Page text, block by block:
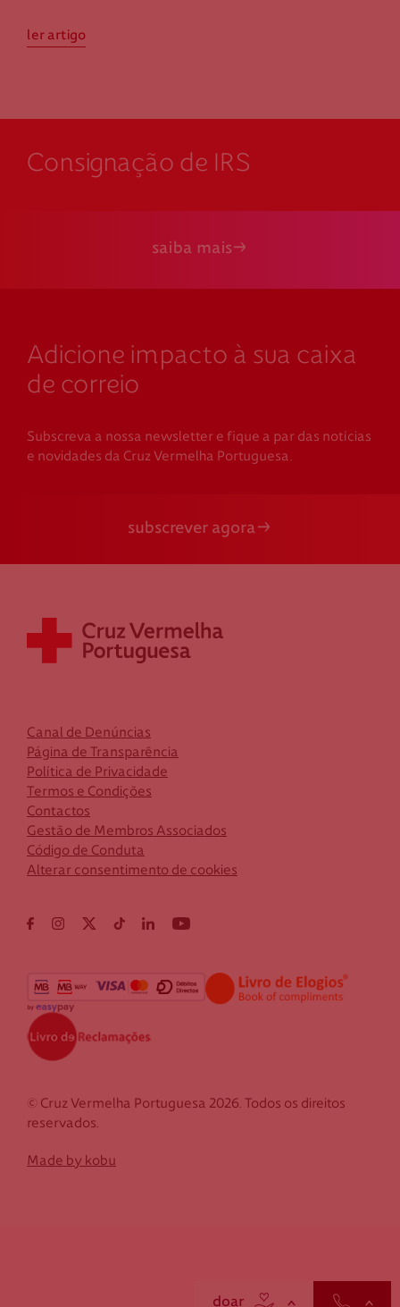
doar
ler artigo
Consignação de IRS
saiba mais
Adicione impacto à sua caixa
de correio
Subscreva a nossa newsletter e fique a par das notícias
e novidades da Cruz Vermelha Portuguesa.
subscrever agora
Canal de Denúncias
Página de Transparência
Política de Privacidade
Termos e Condições
Contactos
Gestão de Membros Associados
Código de Conduta
Alterar consentimento de cookies
© Cruz Vermelha Portuguesa 2026. Todos os direitos
reservados.
Made by kobu